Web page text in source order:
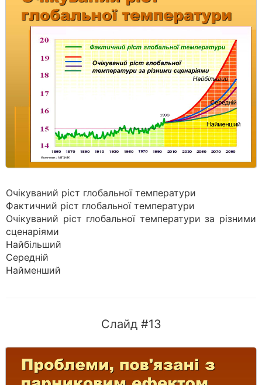
Очікуваний ріст глобальної температури
Фактичний ріст глобальної температури
Очікуваний ріст глобальної температури за різними
сценаріями
Найбільший
Середній
Найменший
Слайд #13